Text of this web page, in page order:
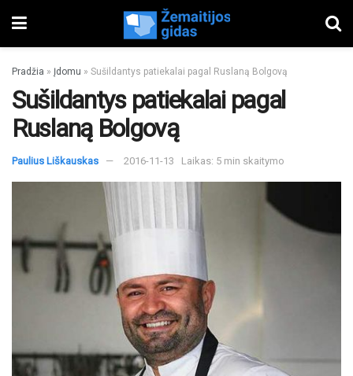
Pradžia » Įdomu » Sušildantys patiekalai pagal Ruslaną Bolgovą
Sušildantys patiekalai pagal
Ruslaną Bolgovą
Paulius Liškauskas 2016-11-13 Laikas: 5 min skaitymo